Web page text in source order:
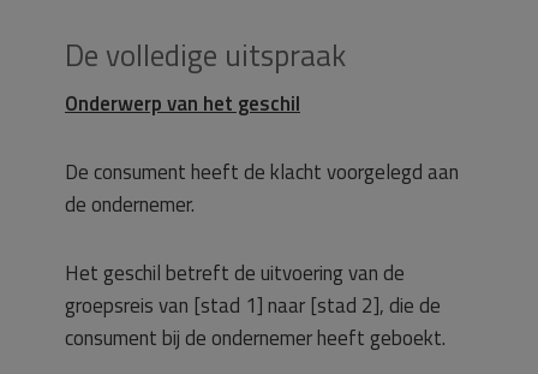
De volledige uitspraak
Onderwerp van het geschil
De consument heeft de klacht voorgelegd aan
de ondernemer.
Het geschil betreft de uitvoering van de
groepsreis van [stad 1] naar [stad 2], die de
consument bij de ondernemer heeft geboekt.